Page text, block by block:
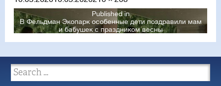
on
size
Published in
В Фельдман Экопарк особенные дети поздравили мам
и бабушек с праздником весны